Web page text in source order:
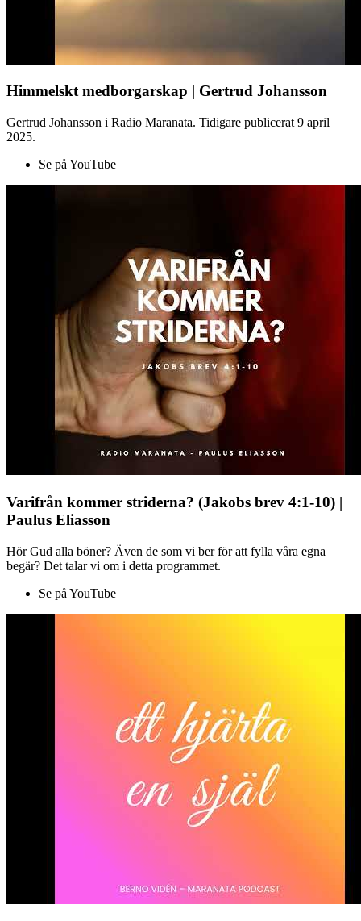
Himmelskt medborgarskap | Gertrud Johansson
Gertrud Johansson i Radio Maranata. Tidigare publicerat 9 april
2025.
Se på YouTube
Varifrån kommer striderna? (Jakobs brev 4:1-10) |
Paulus Eliasson
Hör Gud alla böner? Även de som vi ber för att fylla våra egna
begär? Det talar vi om i detta programmet.
Se på YouTube